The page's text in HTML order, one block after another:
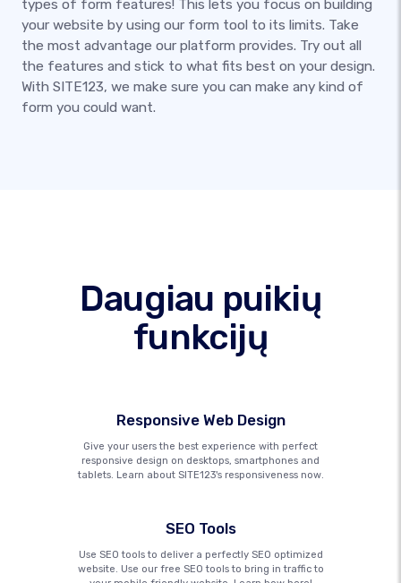
types of form features! This lets you focus on building
your website by using our form tool to its limits. Take
the most advantage our platform provides. Try out all
the features and stick to what fits best on your design.
With SITE123, we make sure you can make any kind of
form you could want.
Daugiau puikių
funkcijų
Responsive Web Design
Give your users the best experience with perfect
responsive design on desktops, smartphones and
tablets. Learn about SITE123's responsiveness now.
SEO Tools
Use SEO tools to deliver a perfectly SEO optimized
website. Use our free SEO tools to bring in traffic to